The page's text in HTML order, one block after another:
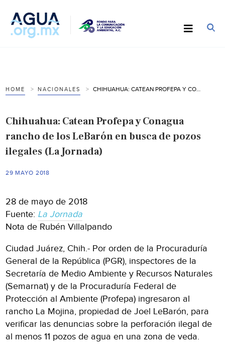
HOME NACIONALES
Chihuahua: Catean Profepa y Conagua
rancho de los LeBarón en busca de pozos
ilegales (La Jornada)
29 MAYO 2018
28 de mayo de 2018
Fuente: La Jornada
Nota de Rubén Villalpando
Ciudad Juárez, Chih.- Por orden de la Procuraduría
General de la República (PGR), inspectores de la
Secretaría de Medio Ambiente y Recursos Naturales
(Semarnat) y de la Procuraduría Federal de
Protección al Ambiente (Profepa) ingresaron al
rancho La Mojina, propiedad de Joel LeBarón, para
verificar las denuncias sobre la perforación ilegal de
al menos 11 pozos de agua en una zona de veda.